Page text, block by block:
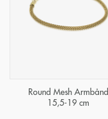
Round Mesh Armbånd
15,5-19 cm